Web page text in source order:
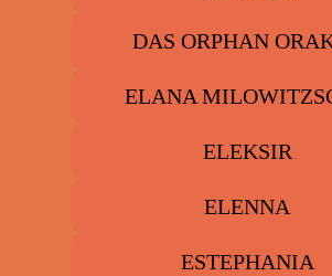
DAS ORPHAN
ELANA
ELEKSIR
ELENNA
ESTEPHANIA